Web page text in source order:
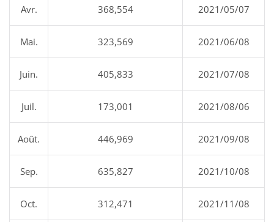
Avr. 368,554 2021/05/07
Mai. 323,569 2021/06/08
Juin. 405,833 2021/07/08
Juil. 173,001 2021/08/06
Août. 446,969 2021/09/08
Sep. 635,827 2021/10/08
Oct. 312,471 2021/11/08